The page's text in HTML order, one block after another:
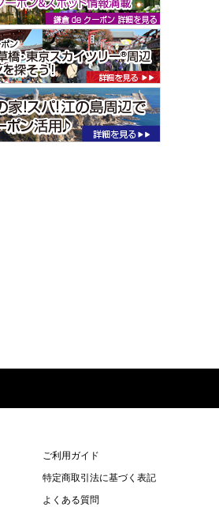
ご利用ガイド
特定商取引法に基づく表記
よくある質問